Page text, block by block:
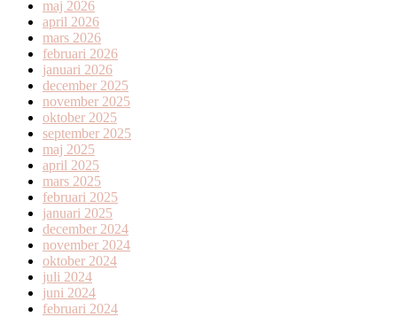
maj 2026
april 2026
mars 2026
februari 2026
januari 2026
december 2025
november 2025
oktober 2025
september 2025
maj 2025
april 2025
mars 2025
februari 2025
januari 2025
december 2024
november 2024
oktober 2024
juli 2024
juni 2024
februari 2024